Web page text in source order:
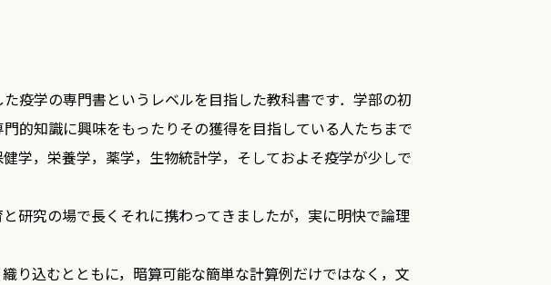
疫学の専門書というレベルを目指した教科書です．学部の初
的知識に興味をもったりその獲得を目指している人たちまで
学，栄養学，薬学，生物統計学，そしておよそ疫学が少しで
研究の場で長くそれに携わってきましたが，実に明快で論理
り込むとともに，暗算可能な簡単な計算例だけではなく，文